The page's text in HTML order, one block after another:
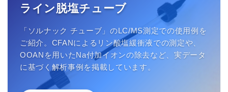
ライン脱塩チューブ
「ソルナック チューブ」のLC/MS測定での使用例を
ご紹介。CFANによるリン酸塩緩衝液での測定や、
OOANを用いたNa付加イオンの除去など、実データ
に基づく解析事例を掲載しています。